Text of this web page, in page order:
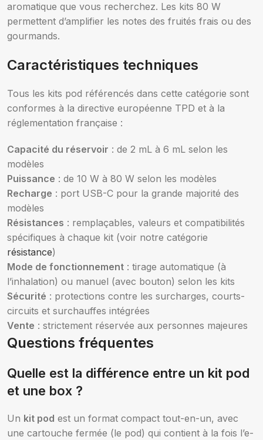
aromatique que vous recherchez. Les kits 80 W
permettent d’amplifier les notes des fruités frais ou des
gourmands.
Caractéristiques techniques
Tous les kits pod référencés dans cette catégorie sont
conformes à la directive européenne TPD et à la
réglementation française :
Capacité du réservoir : de 2 mL à 6 mL selon les
modèles
Puissance : de 10 W à 80 W selon les modèles
Recharge : port USB-C pour la grande majorité des
modèles
Résistances : remplaçables, valeurs et compatibilités
spécifiques à chaque kit (voir notre catégorie
résistance)
Mode de fonctionnement : tirage automatique (à
l’inhalation) ou manuel (avec bouton) selon les kits
Sécurité : protections contre les surcharges, courts-
circuits et surchauffes intégrées
Vente : strictement réservée aux personnes majeures
Questions fréquentes
Quelle est la différence entre un kit pod
et une box ?
Un kit pod est un format compact tout-en-un, avec
une cartouche fermée (le pod) qui contient à la fois l’e-